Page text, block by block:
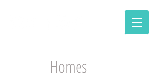
Homes